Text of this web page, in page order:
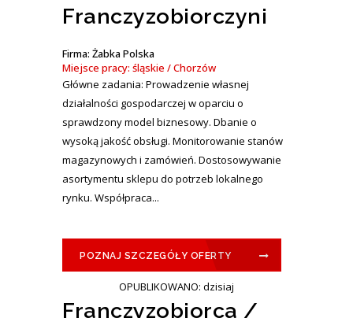
Franczyzobiorczyni
Firma: Żabka Polska
Miejsce pracy: śląskie / Chorzów
Główne zadania: Prowadzenie własnej
działalności gospodarczej w oparciu o
sprawdzony model biznesowy. Dbanie o
wysoką jakość obsługi. Monitorowanie stanów
magazynowych i zamówień. Dostosowywanie
asortymentu sklepu do potrzeb lokalnego
rynku. Współpraca...
POZNAJ SZCZEGÓŁY OFERTY
OPUBLIKOWANO: dzisiaj
Franczyzobiorca /